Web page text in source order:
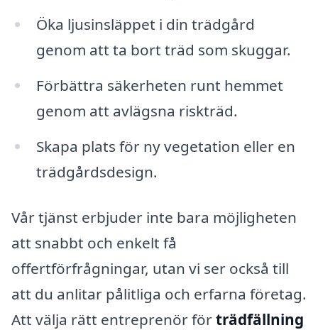
Öka ljusinsläppet i din trädgård
genom att ta bort träd som skuggar.
Förbättra säkerheten runt hemmet
genom att avlägsna riskträd.
Skapa plats för ny vegetation eller en
trädgårdsdesign.
Vår tjänst erbjuder inte bara möjligheten
att snabbt och enkelt få
offertförfrågningar, utan vi ser också till
att du anlitar pålitliga och erfarna företag.
Att välja rätt entreprenör förträdfällning